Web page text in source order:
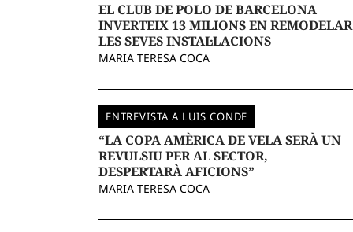
EL CLUB DE POLO DE BARCELONA
INVERTEIX 13 MILIONS EN REMODELAR
LES SEVES INSTAL·LACIONS
MARIA TERESA COCA
ENTREVISTA A LUIS CONDE
“LA COPA AMÈRICA DE VELA SERÀ UN
REVULSIU PER AL SECTOR,
DESPERTARÀ AFICIONS”
MARIA TERESA COCA